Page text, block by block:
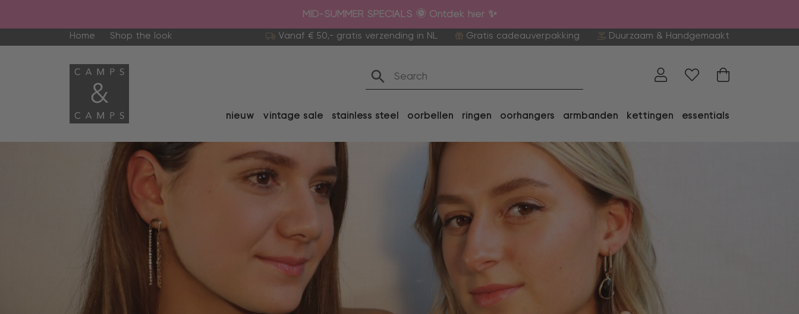
MID-SUMMER SPECIALS 🌞 Ontdek hier ✨
Home Shop the look Vanaf € 50,- gratis verzending in NL Gratis cadeauverpakking Duurzaam & Handgemaakt
nieuw vintage sale stainless steel oorbellen ringen oorhangers armbanden kettingen essentials